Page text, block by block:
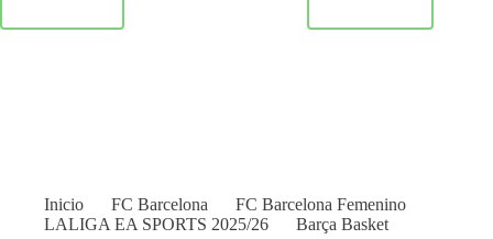
Inicio FC Barcelona
FC Barcelona Femenino
LALIGA EA SPORTS 2025/26
Barça Basket